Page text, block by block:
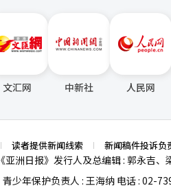
文汇网 中新社 人民网
读者提供新闻线索 新闻稿件投诉负
《亚洲日报》发行人及总编辑 : 郭永吉、
青少年保护负责人 : 王海纳 电话 : 02-